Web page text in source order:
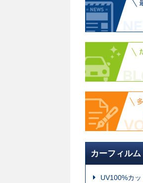
カーフィルム
UV100%カ